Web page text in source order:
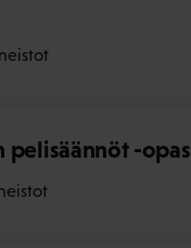
pelisäännöt -opas